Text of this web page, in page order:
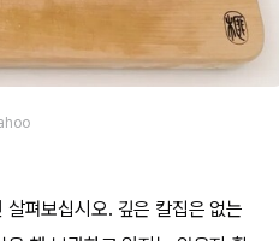
펴보십시오. 깊은 칼집은 없는